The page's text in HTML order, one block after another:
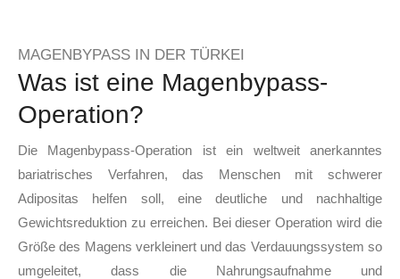
MAGENBYPASS IN DER TÜRKEI
Was ist eine Magenbypass-
Operation?
Die Magenbypass-Operation ist ein weltweit anerkanntes
bariatrisches Verfahren, das Menschen mit schwerer
Adipositas helfen soll, eine deutliche und nachhaltige
Gewichtsreduktion zu erreichen. Bei dieser Operation wird die
Größe des Magens verkleinert und das Verdauungssystem so
umgeleitet, dass die Nahrungsaufnahme und